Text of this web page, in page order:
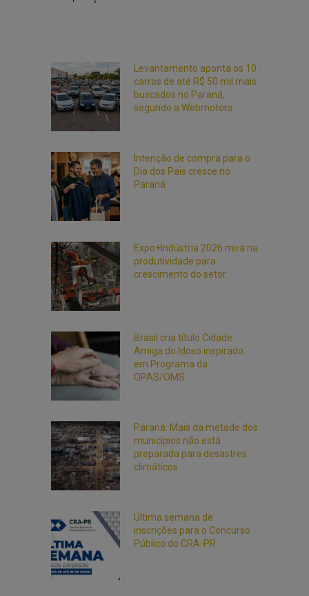
Levantamento aponta os 10
carros de até R$ 50 mil mais
buscados no Paraná,
segundo a Webmotors
Intenção de compra para o
Dia dos Pais cresce no
Paraná
Expo+Indústria 2026 mira na
produtividade para
crescimento do setor
Brasil cria título Cidade
Amiga do Idoso inspirado
em Programa da
OPAS/OMS
Paraná: Mais da metade dos
municípios não está
preparada para desastres
climáticos
Última semana de
inscrições para o Concurso
Público do CRA-PR